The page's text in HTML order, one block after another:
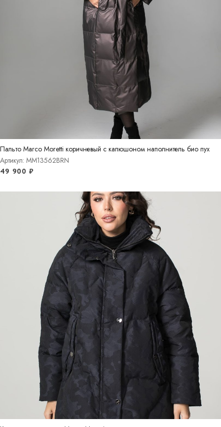
Пальто Marco Moretti коричневый с капюшоном наполнитель био пух
Артикул: MM13562BRN
49 900 ₽